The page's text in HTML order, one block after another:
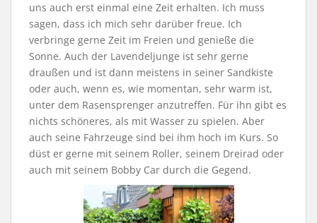
uns auch erst einmal eine Zeit erhalten. Ich muss
sagen, dass ich mich sehr darüber freue. Ich
verbringe gerne Zeit im Freien und genieße die
Sonne. Auch der Lavendeljunge ist sehr gerne
draußen und ist dann meistens in seiner Sandkiste
oder auch, wenn es, wie momentan, sehr warm ist,
unter dem Rasensprenger anzutreffen. Für ihn gibt es
nichts schöneres, als mit Wasser zu spielen. Aber
auch seine Fahrzeuge sind bei ihm hoch im Kurs. So
düst er gerne mit seinem Roller, seinem Dreirad oder
auch mit seinem Bobby Car durch die Gegend.